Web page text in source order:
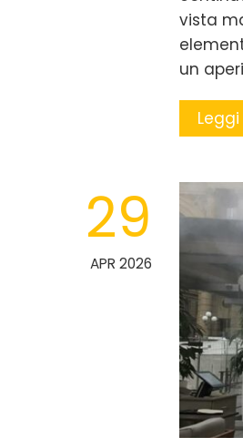
vista
un
29
APR 2026